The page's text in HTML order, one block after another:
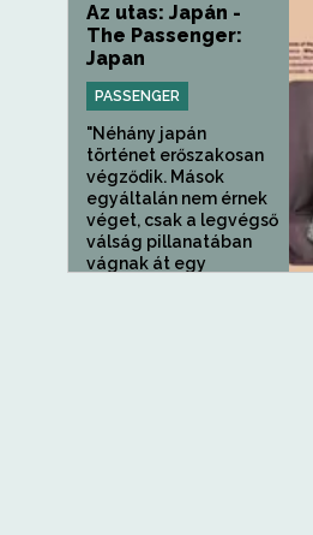
Az utas: Japán -
The Passenger:
Japan
PASSENGER
"Néhány japán
történet erőszakosan
végződik. Mások
egyáltalán nem érnek
véget, csak a legvégső
válság pillanatában
vágnak át egy